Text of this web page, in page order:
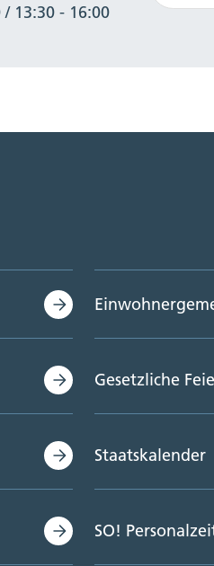
13:30 - 16:00
Gesetzliche
Staatskalender
SO!